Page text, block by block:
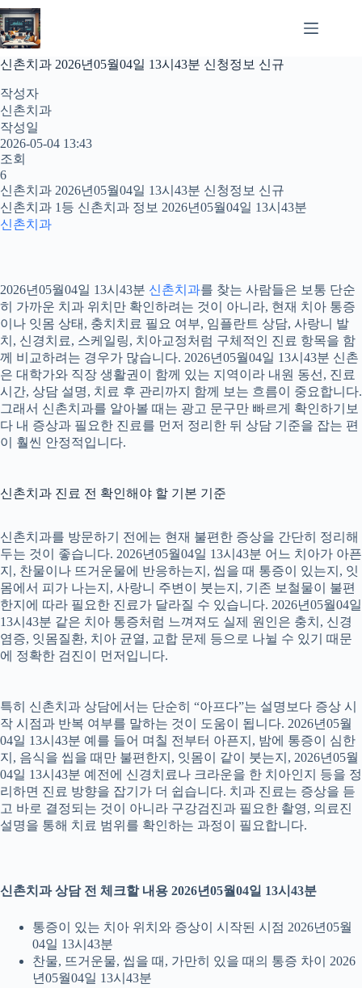
본
문
으
로
건
너
뛰
기
신촌치과 2026년05월04일 13시43분 신청정보 신규
작성자
신촌치과
작성일
2026-05-04 13:43
조회
6
신촌치과 2026년05월04일 13시43분 신청정보 신규
신촌치과 1등 신촌치과 정보 2026년05월04일 13시43분
신촌치과
2026년05월04일 13시43분 신촌치과를 찾는 사람들은 보통 단순
히 가까운 치과 위치만 확인하려는 것이 아니라, 현재 치아 통증
이나 잇몸 상태, 충치치료 필요 여부, 임플란트 상담, 사랑니 발
치, 신경치료, 스케일링, 치아교정처럼 구체적인 진료 항목을 함
께 비교하려는 경우가 많습니다. 2026년05월04일 13시43분 신촌
은 대학가와 직장 생활권이 함께 있는 지역이라 내원 동선, 진료
시간, 상담 설명, 치료 후 관리까지 함께 보는 흐름이 중요합니다.
그래서 신촌치과를 알아볼 때는 광고 문구만 빠르게 확인하기보
다 내 증상과 필요한 진료를 먼저 정리한 뒤 상담 기준을 잡는 편
이 훨씬 안정적입니다.
신촌치과 진료 전 확인해야 할 기본 기준
신촌치과를 방문하기 전에는 현재 불편한 증상을 간단히 정리해
두는 것이 좋습니다. 2026년05월04일 13시43분 어느 치아가 아픈
지, 찬물이나 뜨거운물에 반응하는지, 씹을 때 통증이 있는지, 잇
몸에서 피가 나는지, 사랑니 주변이 붓는지, 기존 보철물이 불편
한지에 따라 필요한 진료가 달라질 수 있습니다. 2026년05월04일
13시43분 같은 치아 통증처럼 느껴져도 실제 원인은 충치, 신경
염증, 잇몸질환, 치아 균열, 교합 문제 등으로 나뉠 수 있기 때문
에 정확한 검진이 먼저입니다.
특히 신촌치과 상담에서는 단순히 “아프다”는 설명보다 증상 시
작 시점과 반복 여부를 말하는 것이 도움이 됩니다. 2026년05월
04일 13시43분 예를 들어 며칠 전부터 아픈지, 밤에 통증이 심한
지, 음식을 씹을 때만 불편한지, 잇몸이 같이 붓는지, 2026년05월
04일 13시43분 예전에 신경치료나 크라운을 한 치아인지 등을 정
리하면 진료 방향을 잡기가 더 쉽습니다. 치과 진료는 증상을 듣
고 바로 결정되는 것이 아니라 구강검진과 필요한 촬영, 의료진
설명을 통해 치료 범위를 확인하는 과정이 필요합니다.
신촌치과 상담 전 체크할 내용 2026년05월04일 13시43분
통증이 있는 치아 위치와 증상이 시작된 시점 2026년05월
04일 13시43분
찬물, 뜨거운물, 씹을 때, 가만히 있을 때의 통증 차이 2026
년05월04일 13시43분